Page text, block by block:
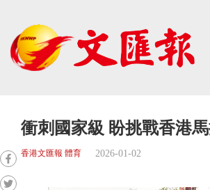
衝刺國家級 盼挑戰香港
香港文匯報 體育 2026-01-02